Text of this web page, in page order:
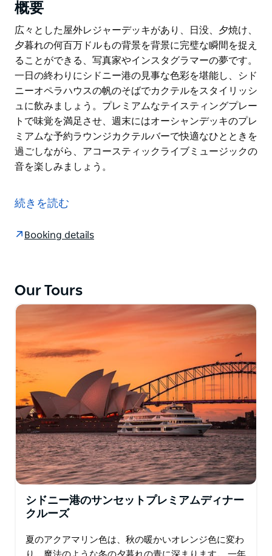
概要
広々とした屋外レジャーデッキがあり、日没、夕焼け、
夕暮れの何百万ドルもの背景を背景に完璧な瞬間を捉え
ることができる、写真家やインスタグラマーの夢です。
一日の終わりにシドニー港の見事な色彩を堪能し、シド
ニーオペラハウスの帆のそばでカクテルをスタイリッシ
ュに飲みましょう。プレミアムなテイスティングプレー
トで味覚を満足させ、週末にはオーシャンデッキのプレ
ミアムな予約ラウンジカクテルバーで快適なひとときを
過ごしながら、アコースティックライブミュージックの
音を楽しみましょう。
夕暮れの何百万ドルもの背景を背景に完璧な瞬間を捉え
ることができる、写真家やインスタグラマーの夢です。
一日の終わりにシドニー港の見事な色彩を堪能し、シド
ミアムな予約ラウンジカクテルバーで快適なひとときを
過ごしながら、アコースティックライブミュージックの
音を楽しみましょう。
続きを読む
Booking details
Our Tours
シドニー港のサンセットプレミアムディナー
クルーズ
夏のアクアマリン色は、秋の暖かいオレンジ色に変わ